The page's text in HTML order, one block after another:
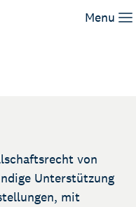
Menu
von
Unterstützung
mit